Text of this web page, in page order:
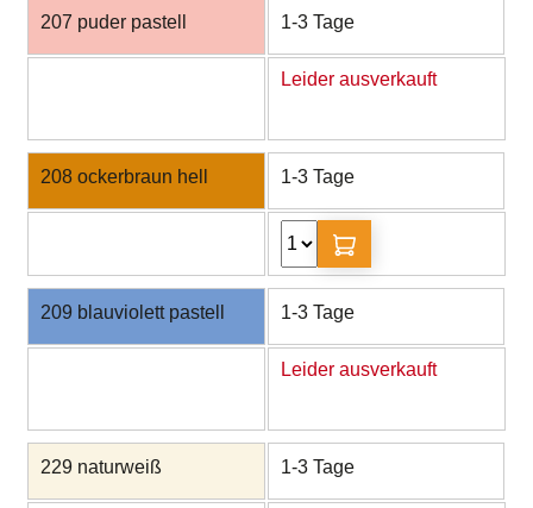
207 puder pastell 1-3 Tage
Leider ausverkauft
208 ockerbraun hell 1-3 Tage
209 blauviolett pastell 1-3 Tage
Leider ausverkauft
229 naturweiß 1-3 Tage